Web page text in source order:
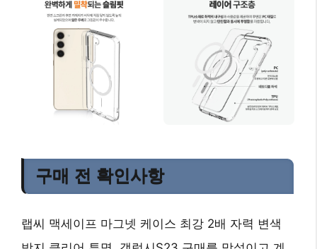
구매 전 확인사항
랩씨 맥세이프 마그넷 케이스 최강 2배 자력 변색